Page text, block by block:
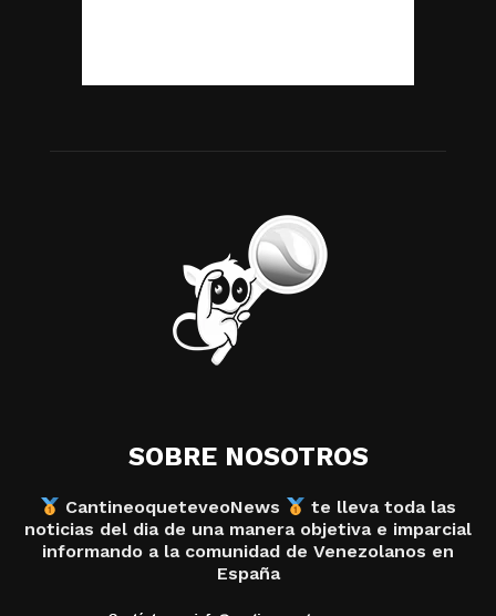
SOBRE NOSOTROS
CantineoqueteveoNews
te lleva toda las
noticias del dia de una manera objetiva e imparcial
informando a la comunidad de Venezolanos en
España